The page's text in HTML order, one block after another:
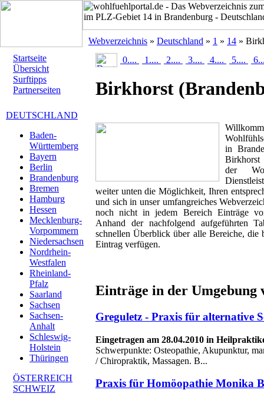
Webverzeichnis » Deutschland » 1 » 14 »
Startseite
Übersicht
Surftipps
Partnerseiten
DEUTSCHLAND
Baden-
Württemberg
Bayern
Berlin
Brandenburg
Bremen
Hamburg
Hessen
Mecklenburg-
Vorpommern
Niedersachsen
Nordrhein-
Westfalen
Rheinland-
Pfalz
Saarland
Sachsen
Sachsen-
Anhalt
Schleswig-
Holstein
Thüringen
ÖSTERREICH
SCHWEIZ
0.... 1.... 2.... 3.... 4.... 5....
Birkhorst
in
Birkhorst
der
weiter unten die Möglichkeit, Ihren
und sich in unser umfangreiches
noch nicht in jedem Bereich Einträge
Anhand der nachfolgend aufgeführten
schnellen Überblick über alle Bereiche, die
Eintrag verfügen.
Einträge in der
Greguletz - Praxis für alternative
Eingetragen am 28.04.2010 in
Schwerpunkte: Osteopathie, Akupunktur,
/ Chiropraktik, Massagen. B...
Praxis für Homöopathie Monika